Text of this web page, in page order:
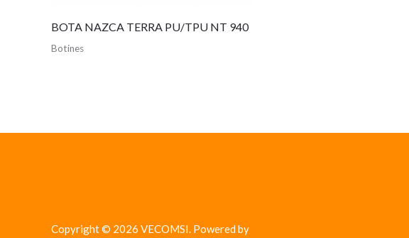
BOTA NAZCA TERRA PU/TPU NT 940
Botines
Copyright © 2026 VECOMSI. Powered by